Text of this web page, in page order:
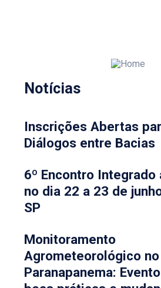
Notícias
Inscrições Abertas
Diálogos entre Bacias
6º Encontro Integrado
no dia 22 a 23 de
SP
Monitoramento
Agrometeorológico
Paranapanema: